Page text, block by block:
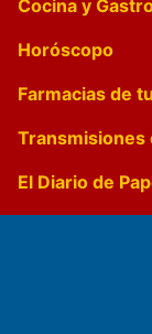
Cocina y
Horóscopo
Farmacias de
Transmisiones
El Diario de